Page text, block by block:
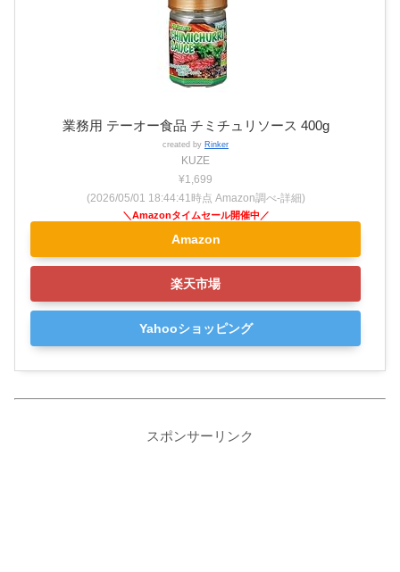
業務用 テーオー食品 チミチュリソース 400g
created by Rinker
KUZE
¥1,699
(2026/05/01 18:44:41時点 Amazon調べ-詳細)
Amazon
楽天市場
Yahooショッピング
スポンサーリンク